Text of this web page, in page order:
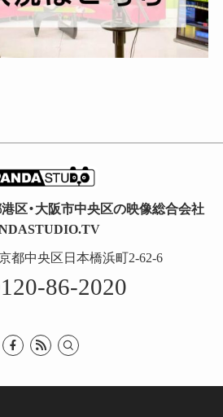
区・大阪市中央区の映像総合会社
都中央区日本橋浜町2-62-6
86-2020